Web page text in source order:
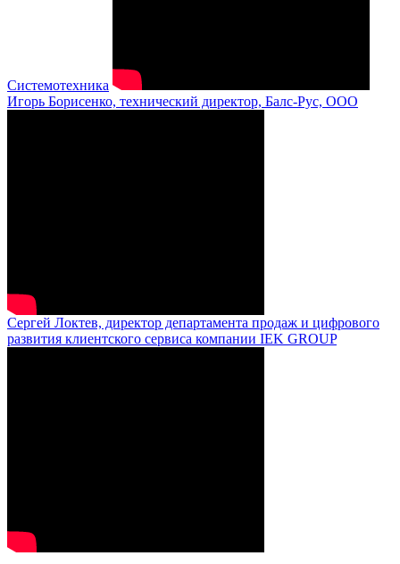
Системотехника
Игорь Борисенко, технический директор, Балс-Рус, ООО
Сергей Локтев, директор департамента продаж и цифрового
развития клиентского сервиса компании IEK GROUP